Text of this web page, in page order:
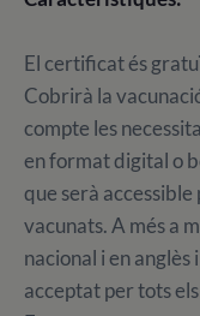
El certificat és
Cobrirà la
compte les
en format digital o
que serà
vacunats. A més a
nacional i en
acceptat per tots